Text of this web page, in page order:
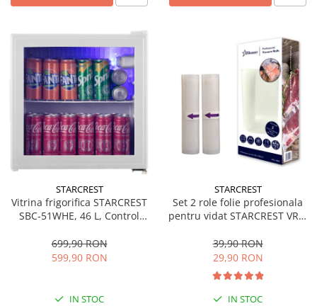
STARCREST
Vitrina frigorifica STARCREST
SBC-51WHE, 46 L, Control
48.8 cm, Alb
699,90 RON
599,90 RON
IN STOC
STARCREST
Set 2 role folie profesionala
pentru vidat STARCREST VRL-
reutilizabile, sous vide,
lavabile in masina de spalat,
fara BPA, transparent
39,90 RON
29,90 RON
IN STOC